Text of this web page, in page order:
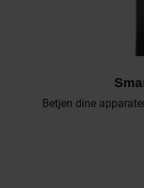
Betjen dine